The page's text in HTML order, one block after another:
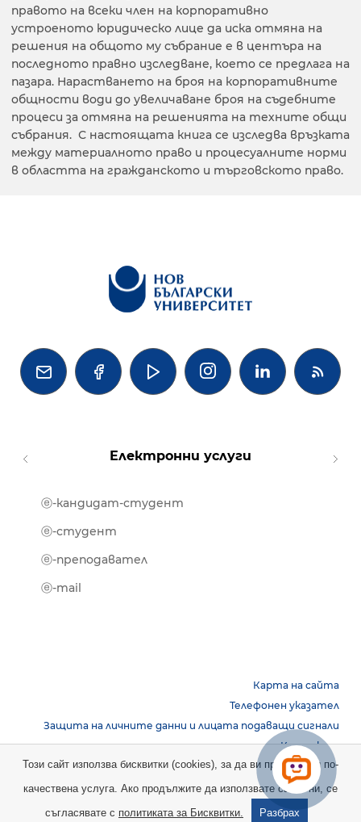
правото на всеки член на корпоративно
устроеното юридическо лице да иска отмяна на
решения на общото му събрание е в центъра на
последното правно изследване, което се предлага на
пазара. Нарастването на броя на корпоративните
общности води до увеличаване броя на съдебните
процеси за отмяна на решенията на техните общи
събрания. С настоящата книга се изследва връзката
между материалното право и процесуалните норми
в областта на гражданското и търговското право.
   
Електронни услуги
ⓔ-кандидат-студент
ⓔ-студент
ⓔ-преподавател
ⓔ-mail
Карта на сайта
Телефонен указател
Защита на личните данни и лицата подаващи сигнали
Контакти
Copyright © 2026 НБУ. Всички права запазени.
Този сайт използва бисквитки (cookies), за да ви предостави по-
качествена услуга. Ако продължите да използвате сайта ни, се
съгласявате с политиката за Бисквитки. Разбрах